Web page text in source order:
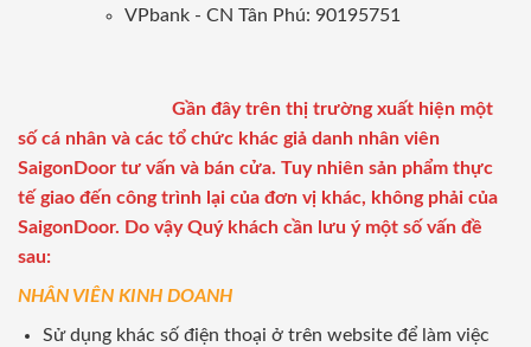
VPbank - CN Tân Phú: 90195751
Gần đây trên thị trường xuất hiện một
số cá nhân và các tổ chức khác giả danh nhân viên
SaigonDoor tư vấn và bán cửa. Tuy nhiên sản phẩm thực
tế giao đến công trình lại của đơn vị khác, không phải của
SaigonDoor. Do vậy Quý khách cần lưu ý một số vấn đề
sau:
NHÂN VIÊN KINH DOANH
Sử dụng khác số điện thoại ở trên website để làm việc